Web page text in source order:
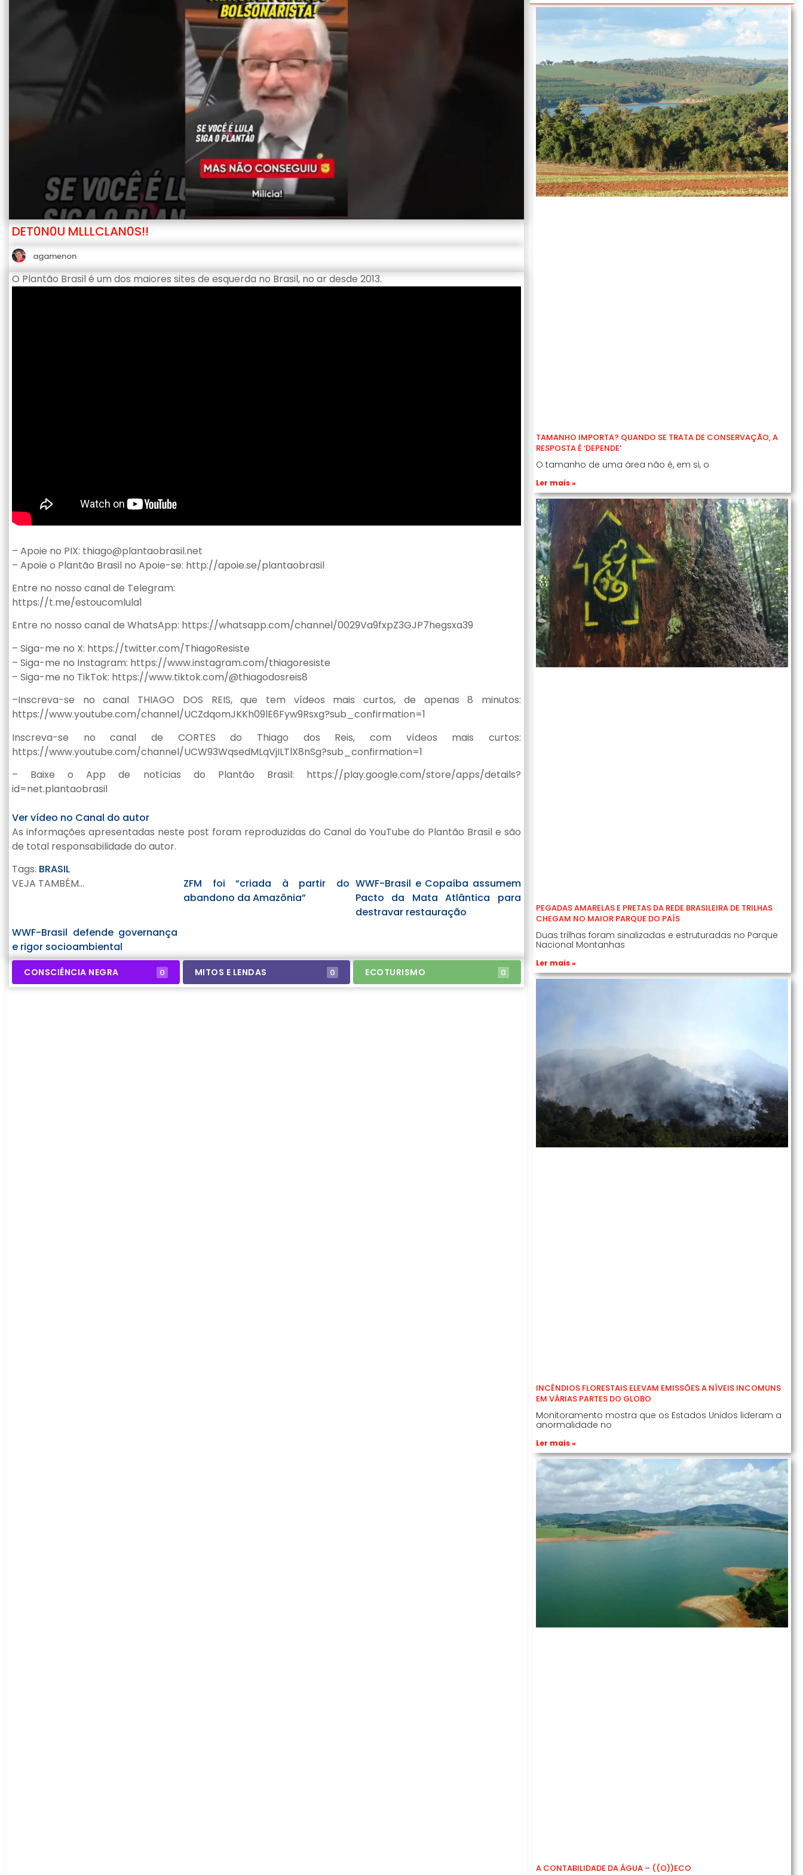
DET0N0U MLLLCLAN0S!!
agamenon
O Plantão Brasil é um dos maiores sites de esquerda no Brasil, no ar desde 2013.
– Apoie no PIX: thiago@plantaobrasil.net
– Apoie o Plantão Brasil no Apoie-se: http://apoie.se/plantaobrasil
Entre no nosso canal de Telegram:
https://t.me/estoucomlula1
Entre no nosso canal de WhatsApp: https://whatsapp.com/channel/0029Va9fxpZ3GJP7hegsxa39
– Siga-me no X: https://twitter.com/ThiagoResiste
– Siga-me no Instagram: https://www.instagram.com/thiagoresiste
– Siga-me no TikTok: https://www.tiktok.com/@thiagodosreis8
–Inscreva-se no canal THIAGO DOS REIS, que tem vídeos mais curtos, de apenas 8 minutos:
https://www.youtube.com/channel/UCZdqomJKKh09lE6Fyw9Rsxg?sub_confirmation=1
Inscreva-se no canal de CORTES do Thiago dos Reis, com vídeos mais curtos:
https://www.youtube.com/channel/UCW93WqsedMLqVjILTlX8nSg?sub_confirmation=1
– Baixe o App de notícias do Plantão Brasil: https://play.google.com/store/apps/details?
id=net.plantaobrasil
Ver vídeo no Canal do autor
As informações apresentadas neste post foram reproduzidas do Canal do YouTube do Plantão Brasil e são
de total responsabilidade do autor.
Tags: BRASIL
VEJA TAMBÉM...
ZFM foi “criada à partir do
abandono da Amazônia”
WWF-Brasil e Copaíba assumem
Pacto da Mata Atlântica para
destravar restauração
WWF-Brasil defende governança
e rigor socioambiental
CONSCIÊNCIA NEGRA 0 MITOS E LENDAS 0 ECOTURISMO 0
TAMANHO IMPORTA? QUANDO SE TRATA DE CONSERVAÇÃO, A
RESPOSTA É ‘DEPENDE’
O tamanho de uma área não é, em si, o
Ler mais »
PEGADAS AMARELAS E PRETAS DA REDE BRASILEIRA DE TRILHAS
CHEGAM NO MAIOR PARQUE DO PAÍS
Duas trilhas foram sinalizadas e estruturadas no Parque
Nacional Montanhas
Ler mais »
INCÊNDIOS FLORESTAIS ELEVAM EMISSÕES A NÍVEIS INCOMUNS
EM VÁRIAS PARTES DO GLOBO
Monitoramento mostra que os Estados Unidos lideram a
anormalidade no
Ler mais »
A CONTABILIDADE DA ÁGUA – ((O))ECO